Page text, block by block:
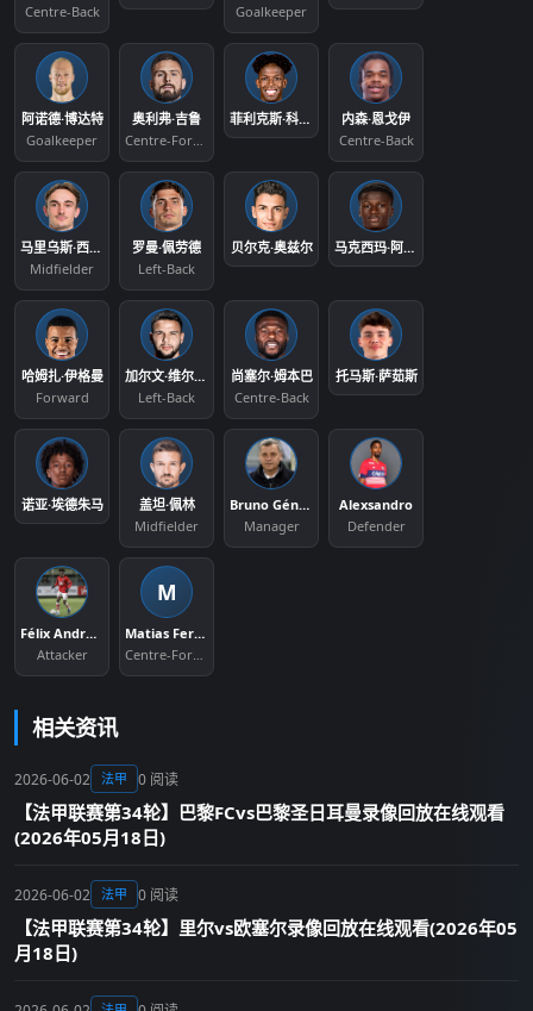
Centre-Back
Goalkeeper
阿诺德·博达特
Goalkeeper
奥利弗·吉鲁
Centre-Forward
菲利克斯·科雷亚
内森·恩戈伊
Centre-Back
马里乌斯·西弗森·布罗霍尔姆
Midfielder
罗曼·佩劳德
Left-Back
贝尔克·奥兹尔 马克西玛·阿迪根·戈菲
哈姆扎·伊格曼
Forward
加尔文·维尔东克
Left-Back
尚塞尔·姆本巴
Centre-Back
托马斯·萨茹斯
诺亚·埃德朱马
盖坦·佩林
Midfielder
Bruno Génésio
Manager
Alexsandro
Defender
Félix Andrade Sanches Correia
Attacker
M
Matias Fernandez-Pardo
Centre-Forward
相关资讯
2026-06-02 法甲 0 阅读
【法甲联赛第34轮】巴黎FCvs巴黎圣日耳曼录像回放在线观看
(2026年05月18日)
2026-06-02 法甲 0 阅读
【法甲联赛第34轮】里尔vs欧塞尔录像回放在线观看(2026年05
月18日)